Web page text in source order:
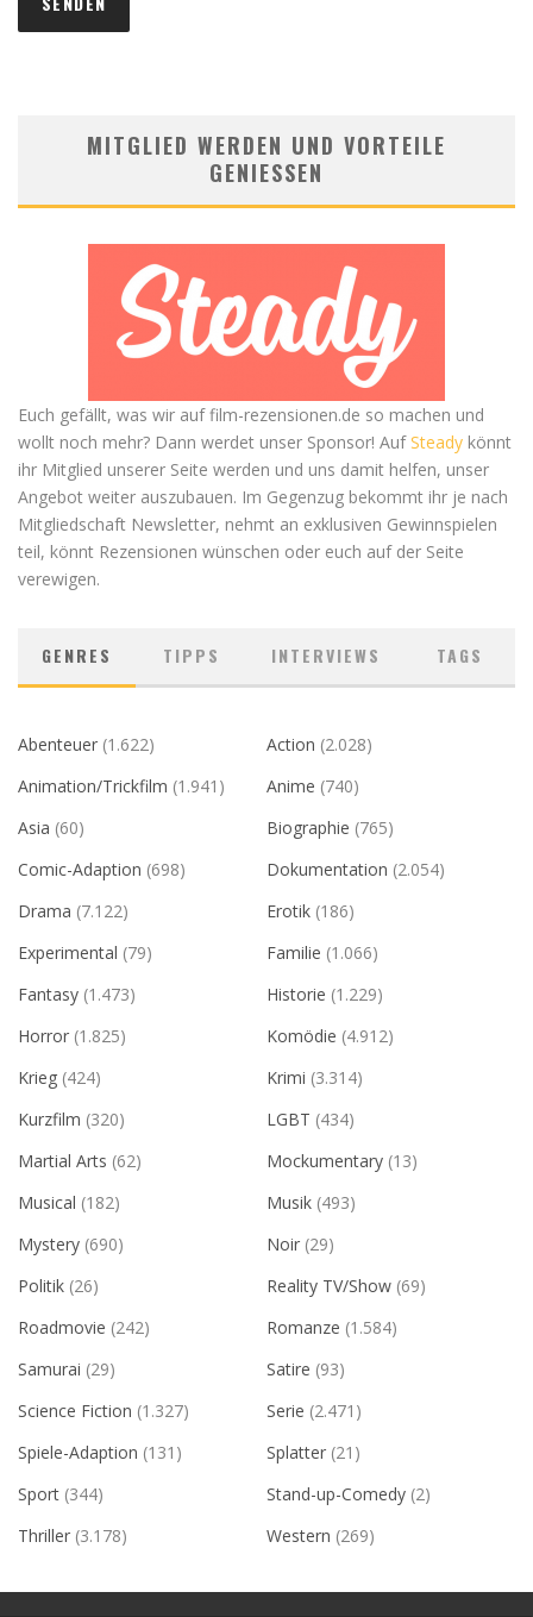
MITGLIED WERDEN UND VORTEILE
GENIESSEN
Euch gefällt, was wir auf film-rezensionen.de so machen und
wollt noch mehr? Dann werdet unser Sponsor! AufSteady könnt
ihr Mitglied unserer Seite werden und uns damit helfen, unser
Angebot weiter auszubauen. Im Gegenzug bekommt ihr je nach
Mitgliedschaft Newsletter, nehmt an exklusiven Gewinnspielen
teil, könnt Rezensionen wünschen oder euch auf der Seite
verewigen.
GENRES TIPPS INTERVIEWS TAGS
Abenteuer (1.622) Action (2.028)
Animation/Trickfilm (1.941) Anime (740)
Asia (60) Biographie (765)
Comic-Adaption (698) Dokumentation (2.054)
Drama (7.122) Erotik (186)
Experimental (79) Familie (1.066)
Fantasy (1.473) Historie (1.229)
Horror (1.825) Komödie (4.912)
Krieg (424) Krimi (3.314)
Kurzfilm (320) LGBT (434)
Martial Arts (62) Mockumentary (13)
Musical (182) Musik (493)
Mystery (690) Noir (29)
Politik (26) Reality TV/Show (69)
Roadmovie (242) Romanze (1.584)
Samurai (29) Satire (93)
Science Fiction (1.327) Serie (2.471)
Spiele-Adaption (131) Splatter (21)
Sport (344) Stand-up-Comedy (2)
Thriller (3.178) Western (269)